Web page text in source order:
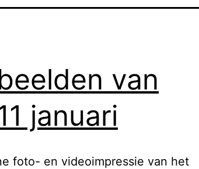
van
januari
foto- en videoimpressie van het